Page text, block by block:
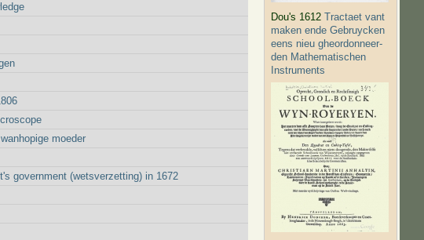
moeder
government (wetsverzetting) in 1672
Dou's 1612Tractaet vant
maken ende Gebruycken
eens nieu gheordonneer­
den Mathematischen
Instruments